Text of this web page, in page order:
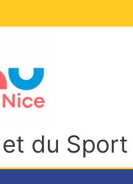
du Sport